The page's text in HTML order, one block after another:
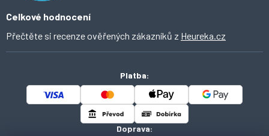
Celkové hodnocení
Přečtěte si recenze ověřených zákazníků z Heureka.cz
Platba:
Doprava: